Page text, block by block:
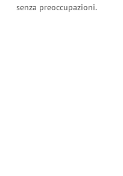
senza preoccupazioni.